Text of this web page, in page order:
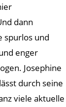
dann
spurlos und
enger
Josephine
durch seine
viele aktuelle